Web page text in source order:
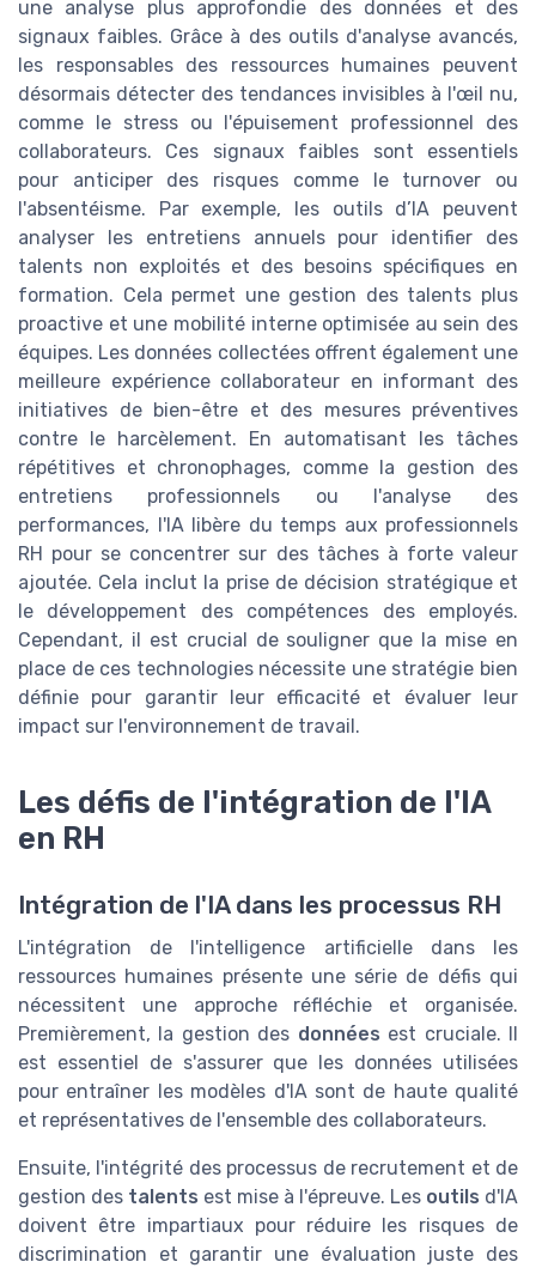
une analyse plus approfondie des données et des
signaux faibles. Grâce à des outils d'analyse avancés,
les responsables des ressources humaines peuvent
désormais détecter des tendances invisibles à l'œil nu,
comme le stress ou l'épuisement professionnel des
collaborateurs. Ces signaux faibles sont essentiels
pour anticiper des risques comme le turnover ou
l'absentéisme. Par exemple, les outils d’IA peuvent
analyser les entretiens annuels pour identifier des
talents non exploités et des besoins spécifiques en
formation. Cela permet une gestion des talents plus
proactive et une mobilité interne optimisée au sein des
équipes. Les données collectées offrent également une
meilleure expérience collaborateur en informant des
initiatives de bien-être et des mesures préventives
contre le harcèlement. En automatisant les tâches
répétitives et chronophages, comme la gestion des
entretiens professionnels ou l'analyse des
performances, l'IA libère du temps aux professionnels
RH pour se concentrer sur des tâches à forte valeur
ajoutée. Cela inclut la prise de décision stratégique et
le développement des compétences des employés.
Cependant, il est crucial de souligner que la mise en
place de ces technologies nécessite une stratégie bien
définie pour garantir leur efficacité et évaluer leur
impact sur l'environnement de travail.
Les défis de l'intégration de l'IA
en RH
Intégration de l'IA dans les processus RH
L'intégration de l'intelligence artificielle dans les
ressources humaines présente une série de défis qui
nécessitent une approche réfléchie et organisée.
Premièrement, la gestion des données est cruciale. Il
est essentiel de s'assurer que les données utilisées
pour entraîner les modèles d'IA sont de haute qualité
et représentatives de l'ensemble des collaborateurs.
Ensuite, l'intégrité des processus de recrutement et de
gestion des talents est mise à l'épreuve. Les outils d'IA
doivent être impartiaux pour réduire les risques de
discrimination et garantir une évaluation juste des